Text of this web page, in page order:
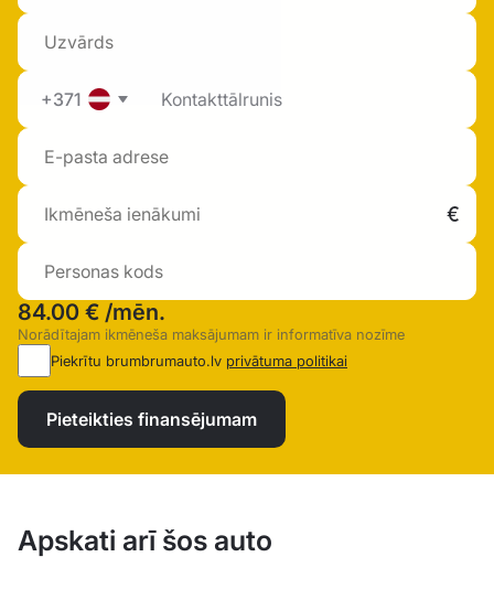
+371
84.00 € /mēn.
Norādītajam ikmēneša maksājumam ir informatīva nozīme
Piekrītu brumbrumauto.lv privātuma politikai
Pieteikties finansējumam
Apskati arī šos auto